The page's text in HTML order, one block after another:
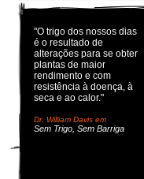
"O trigo dos nossos dias
é o resultado de
alterações para se obter
plantas de maior
rendimento e com
resistência à doença, à
seca e ao calor."
Dr. William Davis em
Sem Trigo, Sem Barriga